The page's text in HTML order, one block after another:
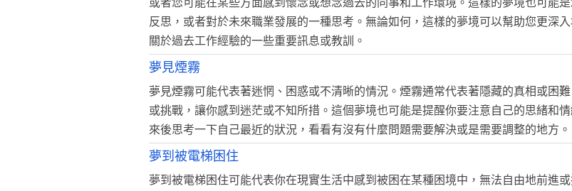
或者您可能在某些方面感到懷念或想念過去的同事和工作環境。這樣的夢境也可能
反思，或者對於未來職業發展的一種思考。無論如何，這樣的夢境可以幫助您更深
關於過去工作經驗的一些重要訊息或教訓。
夢見煙霧
夢見煙霧可能代表著迷惘、困惑或不清晰的情況。煙霧通常代表著隱藏的真相或困
或挑戰，讓你感到迷茫或不知所措。這個夢境也可能是提醒你要注意自己的思緒和
來後思考一下自己最近的狀況，看看有沒有什麼問題需要解決或是需要調整的地方。
夢到被電梯困住
夢到被電梯困住可能代表你在現實生活中感到被困在某種困境中，無法自由地前進